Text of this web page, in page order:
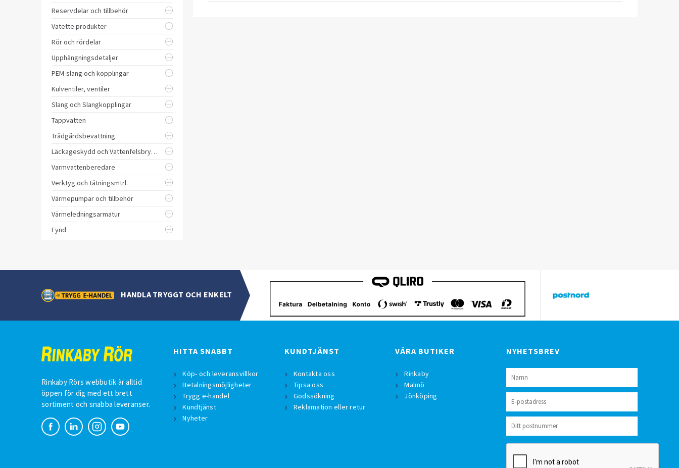
Reservdelar och tillbehör
Vatette produkter
Rör och rördelar
Upphängningsdetaljer
PEM-slang och kopplingar
Kulventiler, ventiler
Slang och Slangkopplingar
Tappvatten
Trädgårdsbevattning
Läckageskydd och Vattenfelsbrytare
Varmvattenberedare
Verktyg och tätningsmtrl.
Värmepumpar och tillbehör
Värmeledningsarmatur
Fynd
HANDLA TRYGGT OCH ENKELT
Rinkaby Rörs webbutik är alltid
öppen för dig med ett brett
sortiment och snabba leveranser.
HITTA SNABBT
Köp- och leveransvillkor
Betalningsmöjligheter
Trygg e-handel
Kundtjänst
Nyheter
KUNDTJÄNST
Kontakta oss
Tipsa oss
Godssökning
Reklamation eller retur
VÅRA BUTIKER
Rinkaby
Malmö
Jönköping
NYHETSBREV